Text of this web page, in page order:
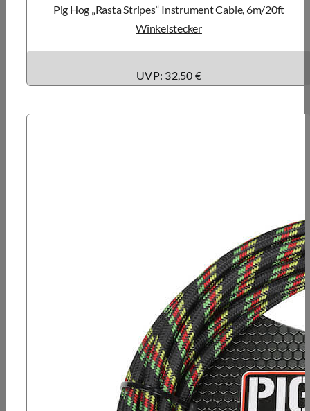
Pig Hog „Rasta Stripes“ Instrument Cable, 6m/20ft
Winkelstecker
UVP: 32,50 €